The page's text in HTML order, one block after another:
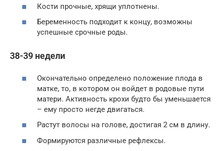
Кости прочные, хрящи уплотнены.
Беременность подходит к концу, возможны
успешные срочные роды.
38-39 недели
Окончательно определено положение плода в
матке, то, в котором он войдет в родовые пути
матери. Активность крохи будто бы уменьшается
– ему просто негде двигаться.
Растут волосы на голове, достигая 2 см в длину.
Формируются различные рефлексы.